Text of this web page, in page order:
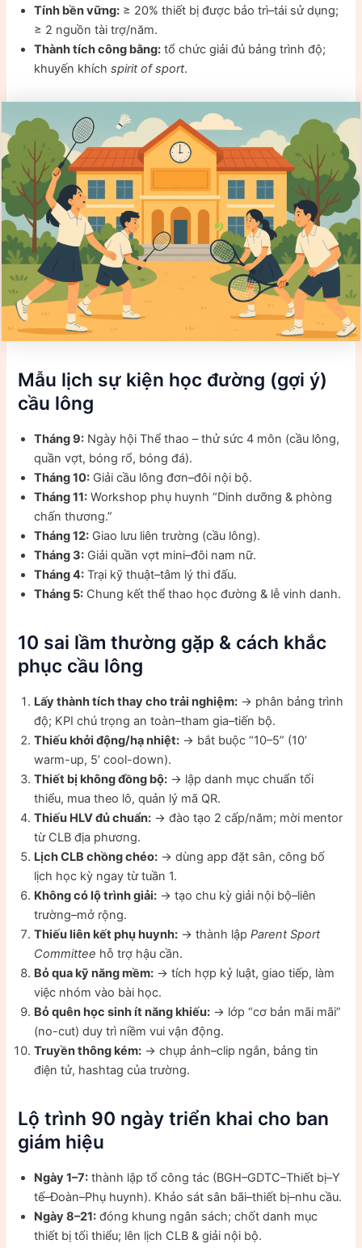
Tính bền vững: ≥ 20% thiết bị được bảo trì–tái sử dụng;
≥ 2 nguồn tài trợ/năm.
Thành tích công bằng: tổ chức giải đủ bảng trình độ;
khuyến khíchspirit of sport.
Mẫu lịch sự kiện học đường (gợi ý)
cầu lông
Tháng 9: Ngày hội Thể thao – thử sức 4 môn (cầu lông,
quần vợt, bóng rổ, bóng đá).
Tháng 10: Giải cầu lông đơn–đôi nội bộ.
Tháng 11: Workshop phụ huynh “Dinh dưỡng & phòng
chấn thương.”
Tháng 12: Giao lưu liên trường (cầu lông).
Tháng 3: Giải quần vợt mini–đôi nam nữ.
Tháng 4: Trại kỹ thuật–tâm lý thi đấu.
Tháng 5: Chung kết thể thao học đường & lễ vinh danh.
10 sai lầm thường gặp & cách khắc
phục cầu lông
Lấy thành tích thay cho trải nghiệm: → phân bảng trình
độ; KPI chú trọng an toàn–tham gia–tiến bộ.
Thiếu khởi động/hạ nhiệt: → bắt buộc “10–5” (10’
warm-up, 5’ cool-down).
Thiết bị không đồng bộ: → lập danh mục chuẩn tối
thiểu, mua theo lô, quản lý mã QR.
Thiếu HLV đủ chuẩn: → đào tạo 2 cấp/năm; mời mentor
từ CLB địa phương.
Lịch CLB chồng chéo: → dùng app đặt sân, công bố
lịch học kỳ ngay từ tuần 1.
Không có lộ trình giải: → tạo chu kỳ giải nội bộ–liên
trường–mở rộng.
Thiếu liên kết phụ huynh: → thành lậpParent Sport
Committee hỗ trợ hậu cần.
Bỏ qua kỹ năng mềm: → tích hợp kỷ luật, giao tiếp, làm
việc nhóm vào bài học.
Bỏ quên học sinh ít năng khiếu: → lớp “cơ bản mãi mãi”
(no-cut) duy trì niềm vui vận động.
Truyền thông kém: → chụp ảnh–clip ngắn, bảng tin
điện tử, hashtag của trường.
Lộ trình 90 ngày triển khai cho ban
giám hiệu
Ngày 1–7: thành lập tổ công tác (BGH–GDTC–Thiết bị–Y
tế–Đoàn–Phụ huynh). Khảo sát sân bãi–thiết bị–nhu cầu.
Ngày 8–21: đóng khung ngân sách; chốt danh mục
thiết bị tối thiểu; lên lịch CLB & giải nội bộ.